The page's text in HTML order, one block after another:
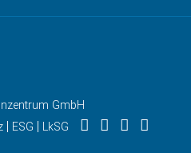
GmbH
| ESG | LkSG